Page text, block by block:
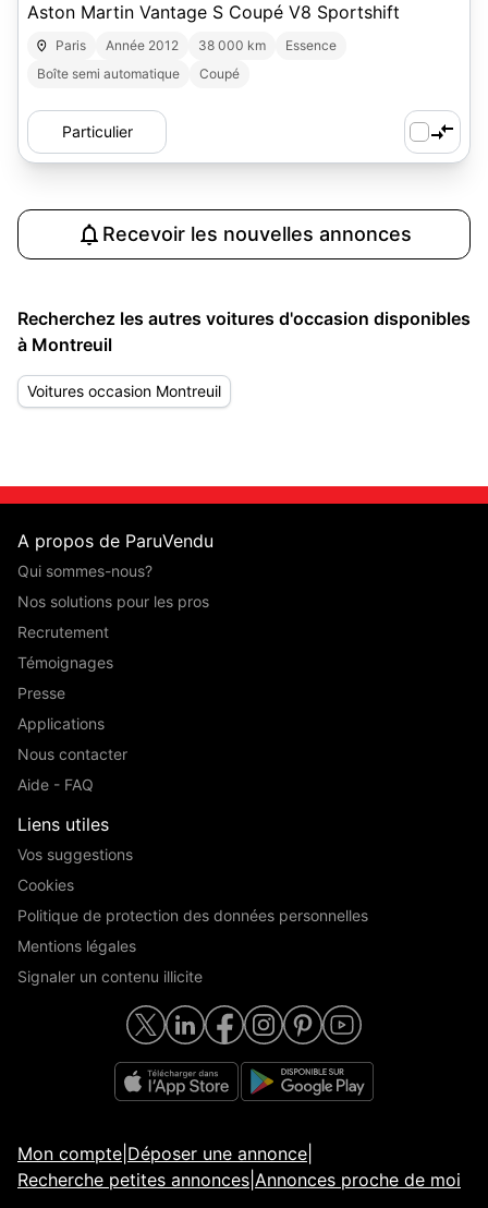
Aston Martin Vantage S Coupé V8 Sportshift
Paris Année 2012 38 000 km
Essence
Boîte semi automatique
Coupé
Particulier
Recevoir les nouvelles annonces
Recherchez les autres voitures d'occasion disponibles
à Montreuil
Voitures occasion Montreuil
A propos de ParuVendu
Qui sommes-nous?
Nos solutions pour les pros
Recrutement
Témoignages
Presse
Applications
Nous contacter
Aide - FAQ
Liens utiles
Vos suggestions
Cookies
Politique de protection des données personnelles
Mentions légales
Signaler un contenu illicite
Mon compte Déposer une annonce
Recherche petites annonces Annonces proche de moi